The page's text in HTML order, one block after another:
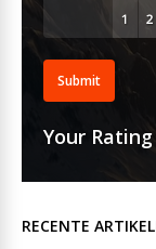
Submit
Your Rating
RECENTE